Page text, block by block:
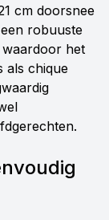
cm doorsnee
robuuste
het
als chique